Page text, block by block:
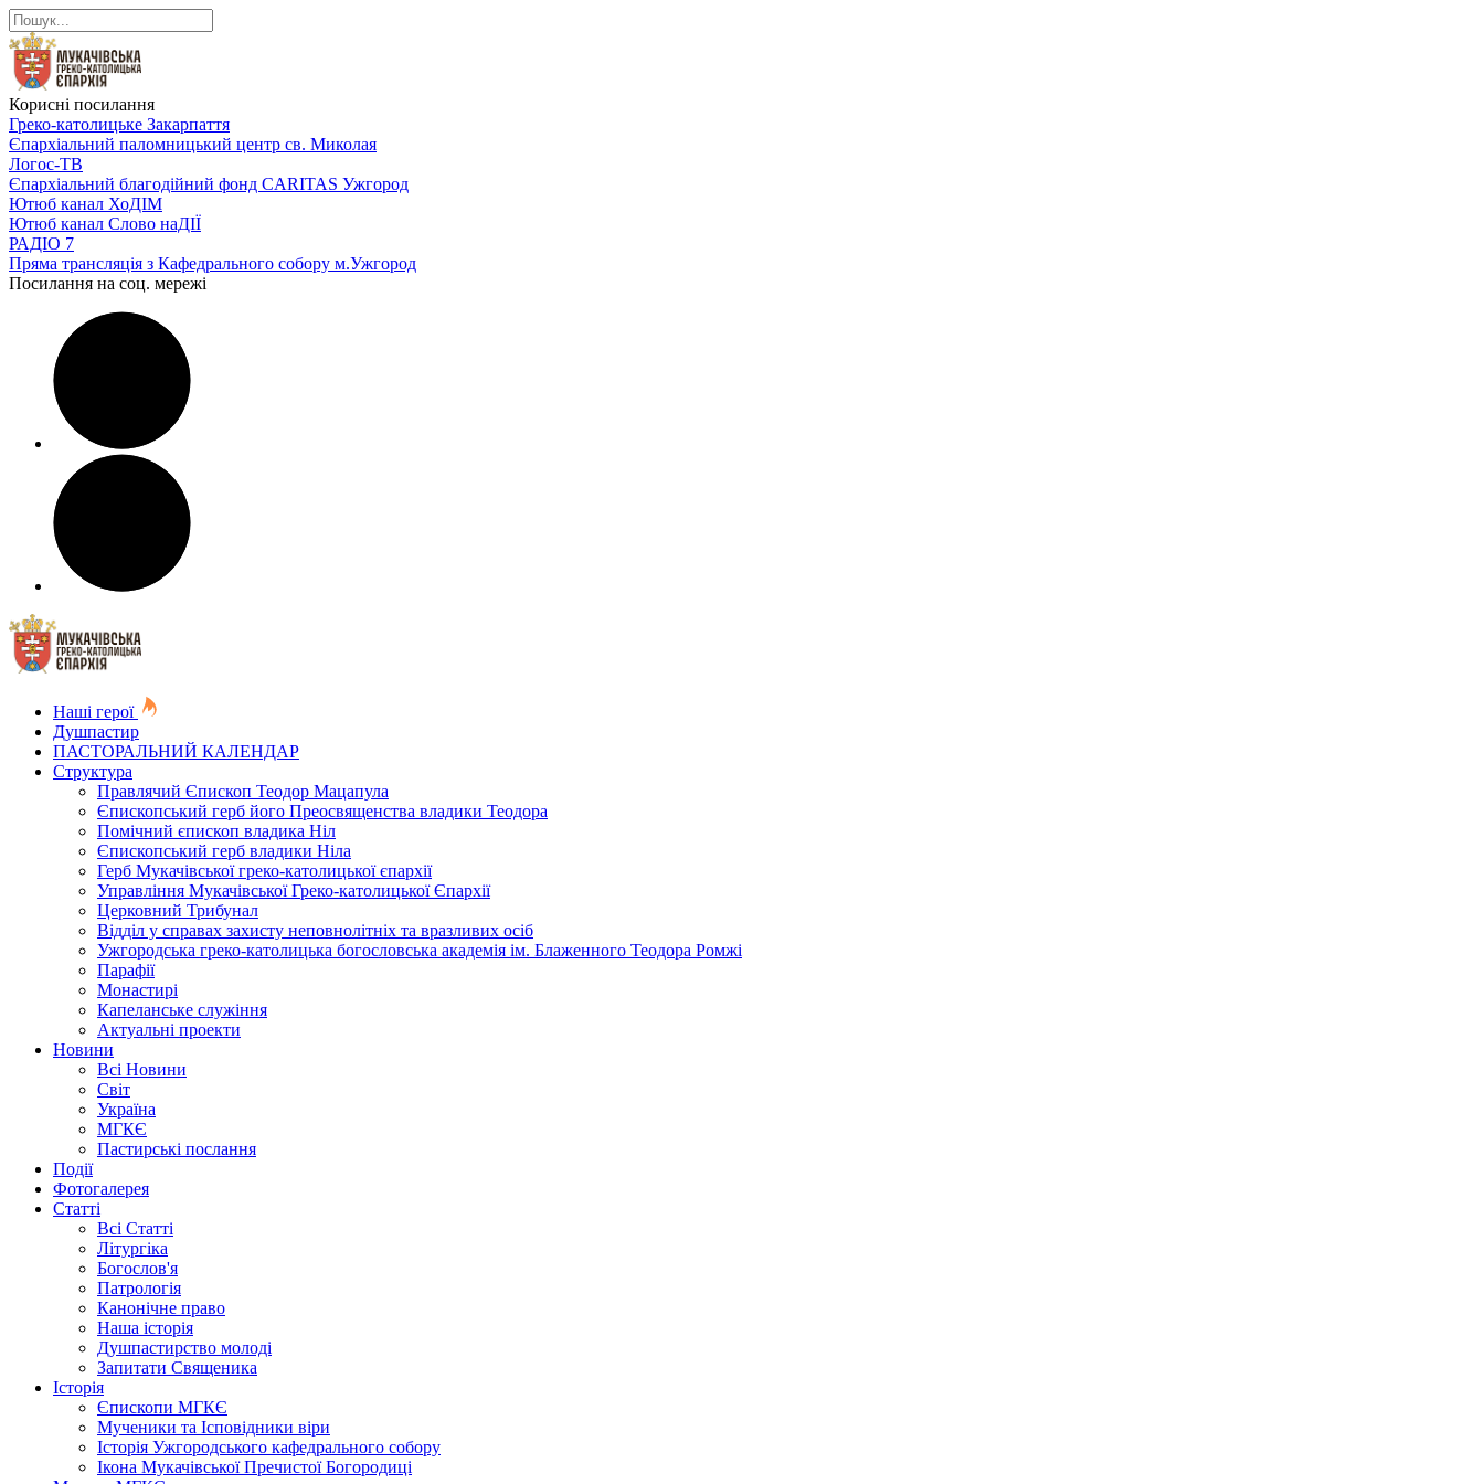
Корисні посилання
Греко-католицьке Закарпаття
Єпархіальний паломницький центр св. Миколая
Логос-ТВ
Єпархіальний благодійний фонд CARITAS Ужгород
Ютюб канал ХоДІМ
Ютюб канал Слово наДІЇ
РАДІО 7
Пряма трансляція з Кафедрального собору м.Ужгород
Посилання на соц. мережі
Наші герої
Душпастир
ПАСТОРАЛЬНИЙ КАЛЕНДАР
Структура
Правлячий Єпископ Теодор Мацапула
Єпископський герб його Преосвященства владики Теодора
Помічний єпископ владика Ніл
Єпископський герб владики Ніла
Герб Мукачівської греко-католицької єпархії
Управління Мукачівської Греко-католицької Єпархії
Церковний Трибунал
Відділ у справах захисту неповнолітніх та вразливих осіб
Ужгородська греко-католицька богословська академія ім. Блаженного Теодора Ромжі
Парафії
Монастирі
Капеланське служіння
Актуальні проекти
Новини
Всі Новини
Світ
Україна
МГКЄ
Пастирські послання
Події
Фотогалерея
Статті
Всі Статті
Літургіка
Богослов'я
Патрологія
Канонічне право
Наша історія
Душпастирство молоді
Запитати Священика
Історія
Єпископи МГКЄ
Мученики та Ісповідники віри
Історія Ужгородського кафедрального собору
Ікона Мукачівської Пречистої Богородиці